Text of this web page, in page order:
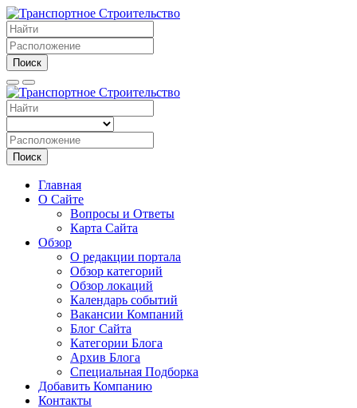
Поиск
Поиск
Главная
О Сайте
Вопросы и Ответы
Карта Сайта
Обзор
О редакции портала
Обзор категорий
Обзор локаций
Календарь событий
Вакансии Компаний
Блог Сайта
Категории Блога
Архив Блога
Специальная Подборка
Добавить Компанию
Контакты